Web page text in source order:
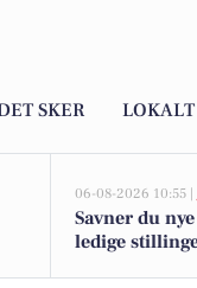
SKER
06-08-2026 10:55 |
Savner du
ledige